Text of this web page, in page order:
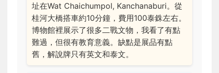
址在Wat Chaichumpol, Kanchanaburi。從
桂河大橋搭車約10分鐘，費用100泰銖左右。
博物館裡展示了很多二戰文物，我看了有點
難過，但很有教育意義。缺點是展品有點
舊，解說牌只有英文和泰文。